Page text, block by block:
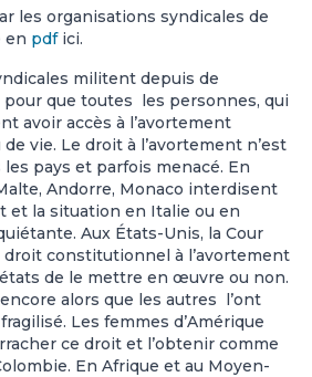
les organisations syndicales de
en pdfici.
militent depuis de
que toutes les personnes, qui
avoir accès à l’avortement
vie. Le droit à l’avortement n’est
pays et parfois menacé. En
Andorre, Monaco interdisent
et la situation en Italie ou en
Aux États-Unis, la Cour
droit constitutionnel à l’avortement
de le mettre en œuvre ou non.
alors que les autres l’ont
Les femmes d’Amérique
ce droit et l’obtenir comme
En Afrique et au Moyen-